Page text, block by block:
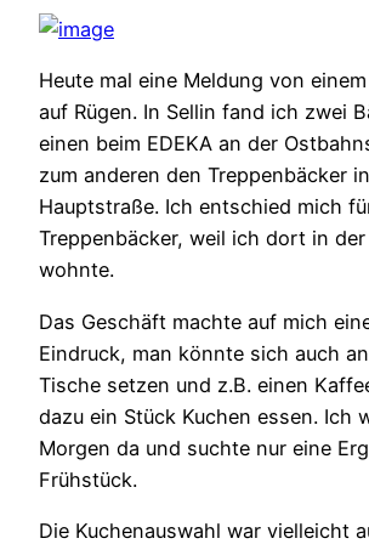
Heute mal eine Meldung von
auf Rügen. In Sellin fand ich zwei
einen beim EDEKA an der
zum anderen den Treppenbäcker
Hauptstraße. Ich entschied mich
Treppenbäcker, weil ich dort in der
wohnte.
Das Geschäft machte auf mich
Eindruck, man könnte sich auch
Tische setzen und z.B. einen
dazu ein Stück Kuchen essen. Ich
Morgen da und suchte nur eine
Frühstück.
Die Kuchenauswahl war vielleicht